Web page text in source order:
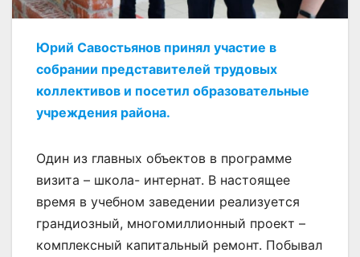
Юрий Савостьянов принял участие в
собрании представителей трудовых
коллективов и посетил образовательные
учреждения района.
Один из главных объектов в программе
визита – школа- интернат. В настоящее
время в учебном заведении реализуется
грандиозный, многомиллионный проект –
комплексный капитальный ремонт. Побывал